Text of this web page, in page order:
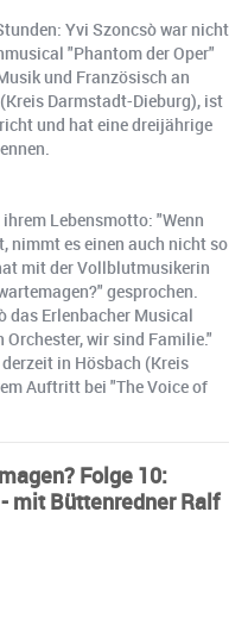
Yvi Szoncsò war nicht
"Phantom der Oper"
und Französisch an
Darmstadt-Dieburg), ist
und hat eine dreijährige
Lebensmotto: "Wenn
nimmt es einen auch nicht so
mit der Vollblutmusikerin
gesprochen.
das Erlenbacher Musical
wir sind Familie."
in Hösbach (Kreis
Auftritt bei "The Voice of
Folge 10:
mit Büttenredner Ralf